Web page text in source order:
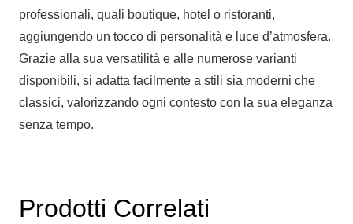
professionali, quali boutique, hotel o ristoranti,
aggiungendo un tocco di personalità e luce d’atmosfera.
Grazie alla sua versatilità e alle numerose varianti
disponibili, si adatta facilmente a stili sia moderni che
classici, valorizzando ogni contesto con la sua eleganza
senza tempo.
Prodotti Correlati